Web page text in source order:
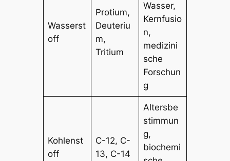
Wasserst
off
Protium,
Deuteriu
m,
Tritium
Wasser,
Kernfusio
n,
medizini
sche
Forschun
g
Kohlenst
off
C-12, C-
13, C-14
Altersbe
stimmun
g,
biochemi